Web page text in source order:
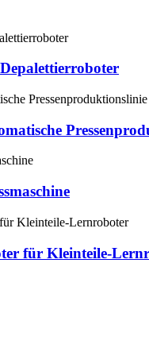
für Kleinteile-